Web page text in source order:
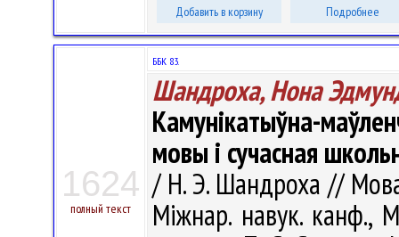
Добавить в корзину Подробнее
1624
полный текст
ББК 83.
Шандроха, Нона
Камунікатыўна-
мовы і сучасная
/ Н. Э. Шандроха //
Міжнар. навук. канф.,